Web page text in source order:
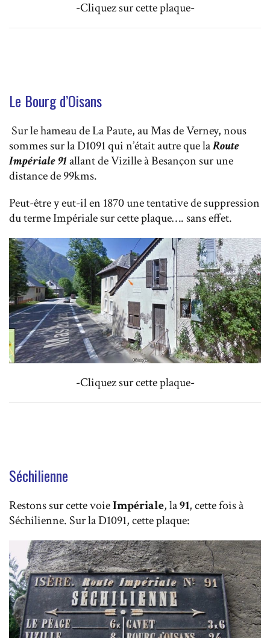
-Cliquez sur cette plaque-
Le Bourg d’Oisans
Sur le hameau de La Paute, au Mas de Verney, nous
sommes sur la D1091 qui n’était autre que laRoute
Impériale 91allant de Vizille à Besançon sur une
distance de 99kms.
Peut-être y eut-il en 1870 une tentative de suppression
du terme Impériale sur cette plaque…. sans effet.
-Cliquez sur cette plaque-
Séchilienne
Restons sur cette voieImpériale, la91, cette fois à
Séchilienne. Sur la D1091, cette plaque: